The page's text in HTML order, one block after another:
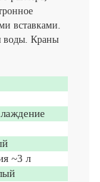
вставками.
воды. Краны
~3 л